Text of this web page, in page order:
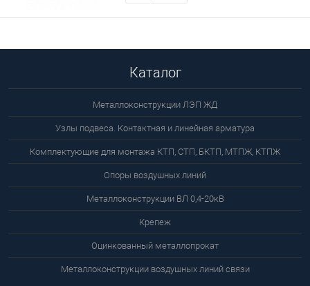
Каталог
Металлоконструкции ЛЭП ЖД
Узлы подвеса. Контактная и линейная арматура
Комплектующие для монтажа КТП, СТП, БКТП, МТПЖ, КТПЖ
Опоры воздушных линий
Металлоконструкции ВЛ 0,4-20кВ
Крепеж
Оцинкованный металлопрокат
Металлоконструкции воздушных линий связи